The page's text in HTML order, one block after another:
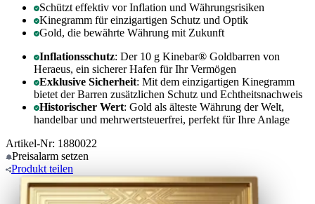
Schützt effektiv vor Inflation und Währungsrisiken
Kinegramm für einzigartigen Schutz und Optik
Gold, die bewährte Währung mit Zukunft
Inflationsschutz: Der 10 g Kinebar® Goldbarren von
Heraeus, ein sicherer Hafen für Ihr Vermögen
Exklusive Sicherheit: Mit dem einzigartigen Kinegramm
bietet der Barren zusätzlichen Schutz und Echtheitsnachweis
Historischer Wert: Gold als älteste Währung der Welt,
handelbar und mehrwertsteuerfrei, perfekt für Ihre Anlage
Artikel-Nr: 1880022
Preisalarm setzen
Produkt teilen